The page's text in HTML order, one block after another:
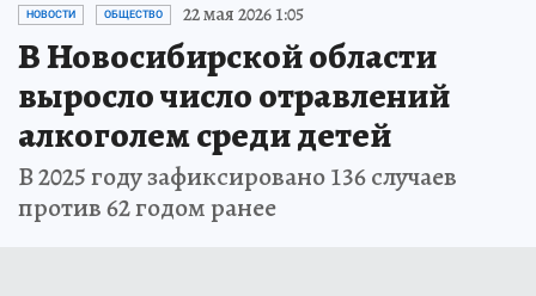
НОВОСТИ ОБЩЕСТВО 22 мая 2026 1:05
В Новосибирской области
выросло число отравлений
алкоголем среди детей
В 2025 году зафиксировано 136 случаев
против 62 годом ранее